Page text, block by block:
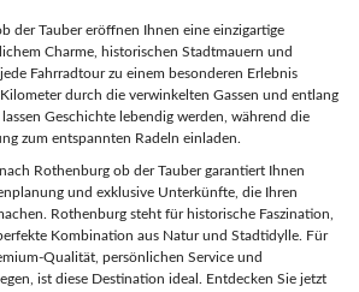
der Tauber eröffnen Ihnen eine einzigartige
Charme, historischen Stadtmauern und
Fahrradtour zu einem besonderen Erlebnis
durch die verwinkelten Gassen und entlang
Geschichte lebendig werden, während die
zum entspannten Radeln einladen.
Rothenburg ob der Tauber garantiert Ihnen
und exklusive Unterkünfte, die Ihren
Rothenburg steht für historische Faszination,
Kombination aus Natur und Stadtidylle. Für
Qualität, persönlichen Service und
ist diese Destination ideal. Entdecken Sie jetzt